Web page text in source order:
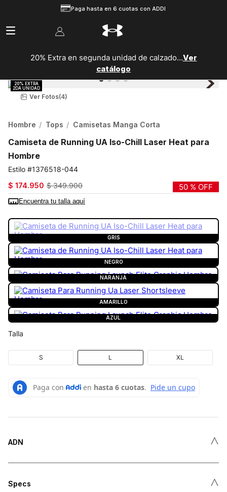
Paga hasta en 6 cuotas con ADDI
20% Extra en segunda unidad de calzado...Ver
catálogo
Ver Fotos(4)
Hombre Tops Camisetas Manga Corta
Camiseta de Running UA Iso-Chill Laser Heat para
Hombre
1376518-044
$ 174.950 $ 349.900 50 % OFF
Encuentra tu talla aquí
GRIS
NEGRO
NARANJA
AMARILLO
AZUL
Talla
S L XL
ADN ˄
Specs ˄